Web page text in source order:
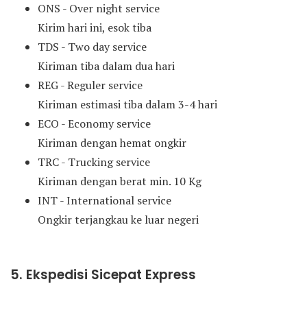
ONS - Over night service
Kirim hari ini, esok tiba
TDS - Two day service
Kiriman tiba dalam dua hari
REG - Reguler service
Kiriman estimasi tiba dalam 3-4 hari
ECO - Economy service
Kiriman dengan hemat ongkir
TRC - Trucking service
Kiriman dengan berat min. 10 Kg
INT - International service
Ongkir terjangkau ke luar negeri
5. Ekspedisi Sicepat Express